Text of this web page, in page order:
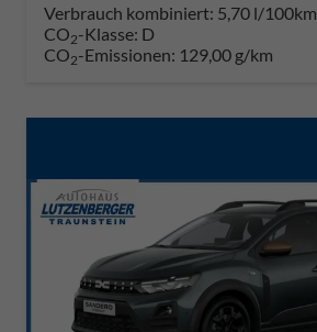
Verbrauch kombiniert: 5,70 l/100km
CO2-Klasse: D
CO2-Emissionen: 129,00 g/km